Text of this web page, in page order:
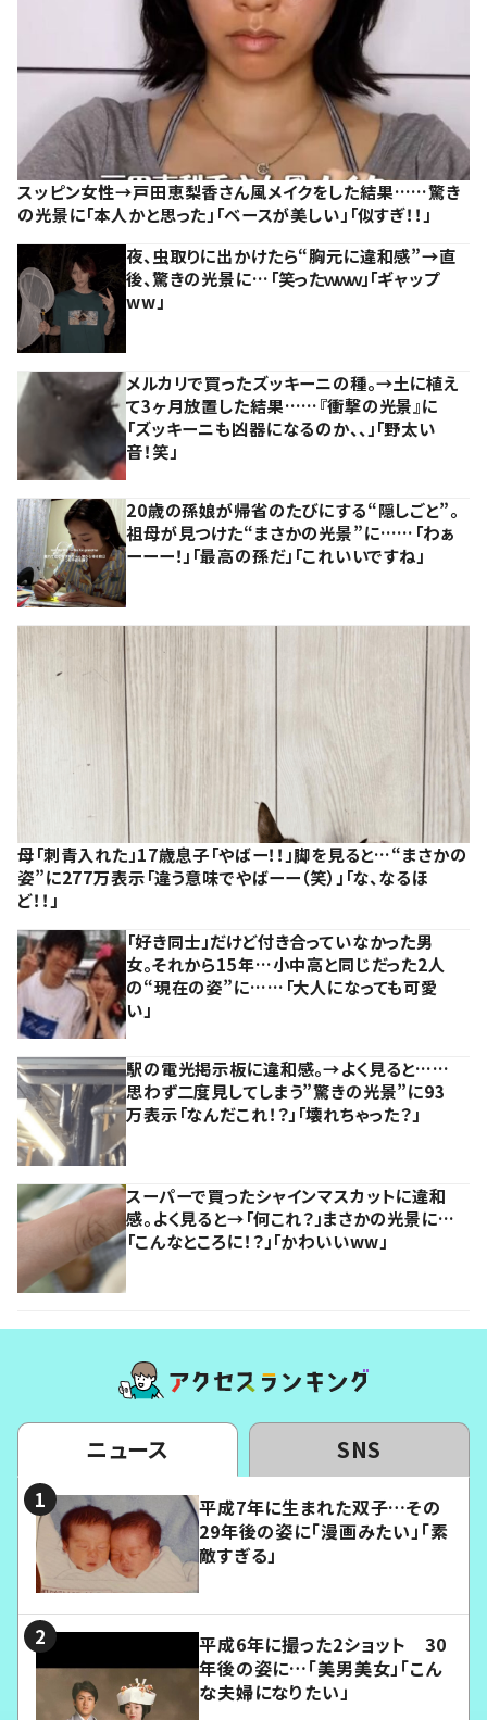
スッピン女性→戸田恵梨香さん風メイクをした結果……驚き
の光景に「本人かと思った」「ベースが美しい」「似すぎ！！」
夜、虫取りに出かけたら“胸元に違和感”→直
後、驚きの光景に…「笑ったｗｗｗ」「ギャップ
ww」
メルカリで買ったズッキーニの種。→土に植え
て3ヶ月放置した結果……『衝撃の光景』に
「ズッキーニも凶器になるのか、、」「野太い
音！笑」
20歳の孫娘が帰省のたびにする“隠しごと”。
祖母が見つけた“まさかの光景”に……「わぁ
ーーー！」「最高の孫だ」「これいいですね」
母「刺青入れた」17歳息子「やばー！！」脚を見ると…“まさかの
姿”に277万表示「違う意味でやばーー（笑）」「な、なるほ
ど！！」
「好き同士」だけど付き合っていなかった男
女。それから15年…小中高と同じだった2人
の“現在の姿”に……「大人になっても可愛
い」
駅の電光掲示板に違和感。→よく見ると……
思わず二度見してしまう”驚きの光景”に93
万表示「なんだこれ！？」「壊れちゃった？」
スーパーで買ったシャインマスカットに違和
感。よく見ると→「何これ？」まさかの光景に…
「こんなところに！？」「かわいいww」
ニュース SNS
平成7年に生まれた双子…その
29年後の姿に「漫画みたい」「素
敵すぎる」
平成6年に撮った2ショット 30
年後の姿に…「美男美女」「こん
な夫婦になりたい」